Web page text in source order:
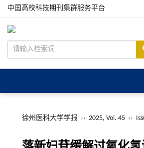
中国高校科技期刊集群服务平台
徐州医科大学学报 ›› 2025, Vol. 45 ››